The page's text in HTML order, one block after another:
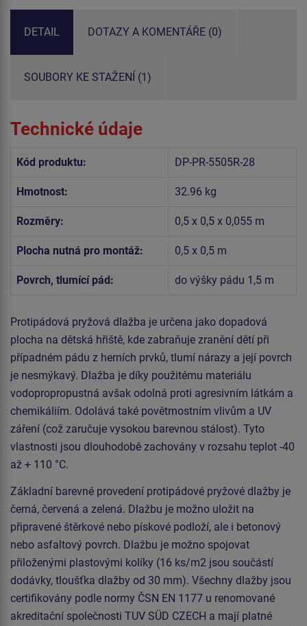
DETAIL DOTAZY A KOMENTÁŘE (0)
SOUBORY KE STAŽENÍ (1)
Technické údaje
Kód produktu: DP-PR-5505R-28
Hmotnost: 32.96 kg
Rozměry: 0,5 x 0,5 x 0,055 m
Plocha nutná pro montáž: 0,5 x 0,5 m
Povrch, tlumící pád: do výšky pádu 1,5 m
Protipádová pryžová dlažba je určena jako dopadová
plocha na dětská hřiště, kde zabraňuje zranění dětí při
případném pádu z herních prvků, tlumí nárazy a její povrch
je nesmýkavý. Dlažba je díky použitému materiálu
vodopropropustná avšak odolná proti agresivním látkám a
chemikáliím. Odolává také povětrnostním vlivům a UV
záření (což zaručuje vysokou barevnou stálost). Tyto
vlastnosti jsou dlouhodobě zachovány v rozsahu teplot -40
až + 110 °C.
Základní barevné provedení protipádové pryžové dlažby je
černá, červená a zelená. Dlažbu je možno uložit na
připravené štěrkové nebo pískové podloží, ale i betonový
nebo asfaltový povrch. Dlažbu je možno spojovat
přiloženými plastovými kolíky (16 ks/m2 jsou součástí
dodávky, tloušťka dlažby od 30 mm). Všechny dlažby jsou
certifikovány podle normy ČSN EN 1177 u renomované
akreditační společnosti TUV SÜD CZECH a mají platné